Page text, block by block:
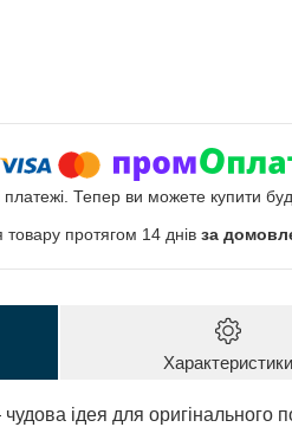
платежі. Тепер ви можете купити
протягом 14 днів за
Характеристики
ідея для оригінального